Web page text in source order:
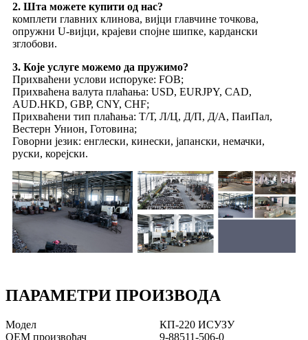
2. Шта можете купити од нас?
комплети главних клинова, вијци главчине точкова,
опружни U-вијци, крајеви спојне шипке, кардански
зглобови.
3. Које услуге можемо да пружимо?
Прихваћени услови испоруке: FOB;
Прихваћена валута плаћања: USD, EURJPY, CAD,
AUD.HKD, GBP, CNY, CHF;
Прихваћени тип плаћања: Т/Т, Л/Ц, Д/П, Д/А, ПаиПал,
Вестерн Унион, Готовина;
Говорни језик: енглески, кинески, јапански, немачки,
руски, корејски.
ПАРАМЕТРИ ПРОИЗВОДА
Модел
КП-220 ИСУЗУ
ОЕМ произвођач
9-88511-506-0